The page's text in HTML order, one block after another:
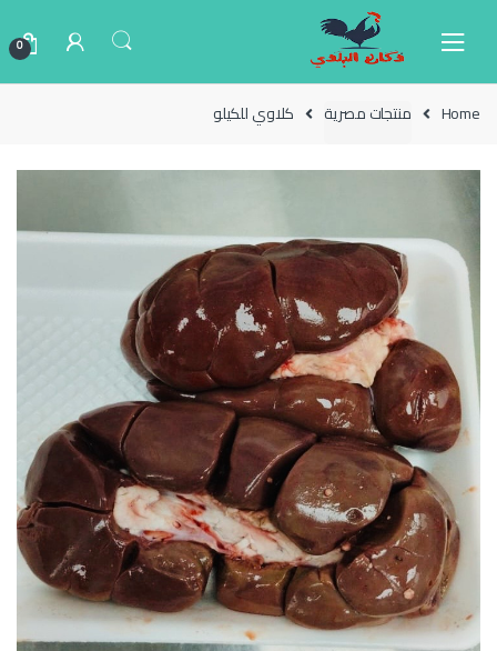
0
Home منتجات مصرية كلاوي للكيلو